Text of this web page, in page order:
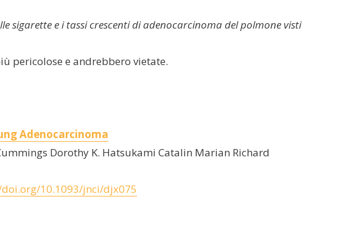
sigarette e i tassi crescenti di adenocarcinoma del polmone visti
pericolose e andrebbero vietate.
Adenocarcinoma
Dorothy K. Hatsukami Catalin Marian Richard
10.1093/jnci/djx075